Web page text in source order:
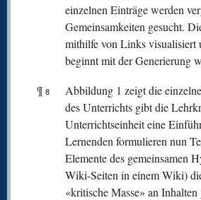
einzelnen Einträge werden
Gemeinsamkeiten gesucht.
mithilfe von Links visualisiert
beginnt mit der Generierung
¶ 8
Abbildung 1 zeigt die
des Unterrichts gibt die
Unterrichtseinheit eine
Lernenden formulieren nun
Elemente des gemeinsamen
Wiki-Seiten in einem Wiki)
«kritische Masse» an